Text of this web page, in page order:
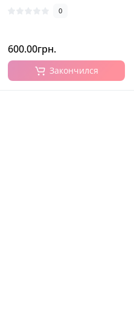
0
600.00грн.
Закончился